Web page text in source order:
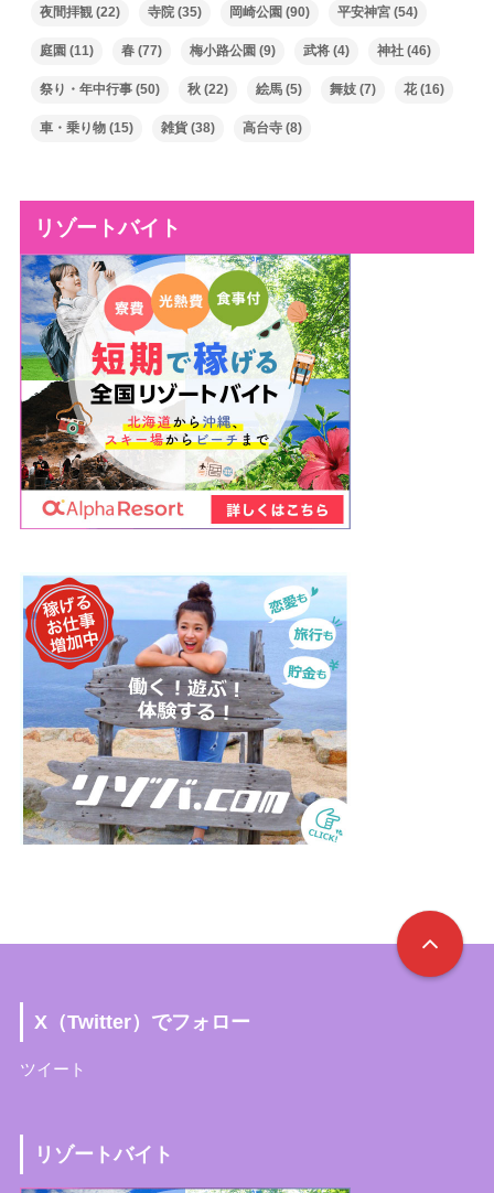
夜間拝観(22) 寺院(35) 岡崎公園 (90) 平安神宮(54)
庭園 (11) 春(77) 梅小路公園 (9) 武将(4) 神社(46)
祭り・年中行事(50) 秋(22) 絵馬(5) 舞妓(7) 花(16)
車・乗り物(15) 雑貨(38) 高台寺(8)
リゾートバイト
X（Twitter）でフォロー
ツイート
リゾートバイト